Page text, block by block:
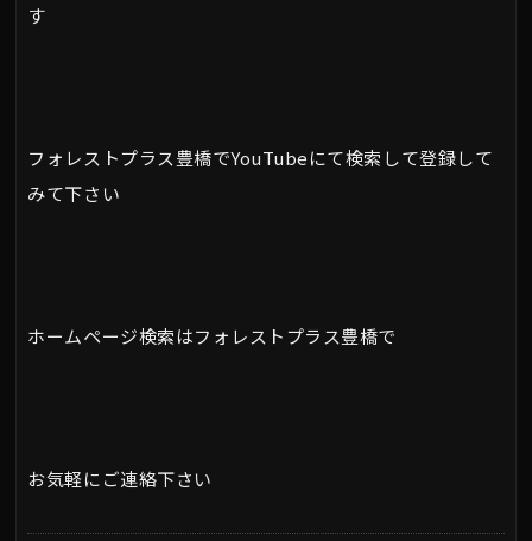
す
フォレストプラス豊橋でYouTubeにて検索して登録して
みて下さい
ホームページ検索はフォレストプラス豊橋で
お気軽にご連絡下さい